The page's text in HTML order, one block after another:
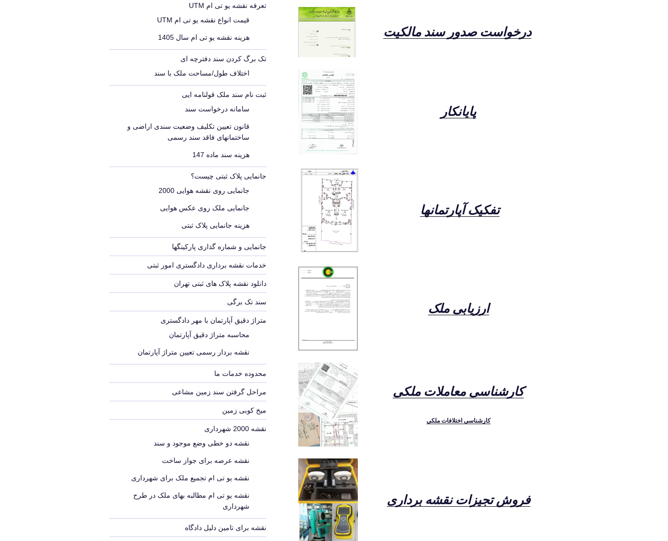
درخواست صدور سند مالکیت
پایانکار
تفکیک آپارتمانها
ارزیابی ملک
کارشناسی معاملات ملکی
کارشناسی اختلافات ملکی
فروش تجیزات نقشه برداری
تعرفه نقشه یو تی ام UTM
قیمت انواع نقشه یو تی ام UTM
هزینه نقشه یو تی ام سال 1405
تک برگ کردن سند دفترچه ای
اختلاف طول/مساحت ملک با سند
ثبت نام سند ملک قولنامه ایی
سامانه درخواست سند
قانون تعیین تکلیف وضعیت سندی اراضی و
ساختمانهای فاقد سند رسمی
هزینه سند ماده 147
جانمایی پلاک ثبتی چیست؟
جانمایی روی نقشه هوایی 2000
جانمایی ملک روی عکس هوایی
هزینه جانمایی پلاک ثبتی
جانمایی و شماره گذاری پارکینگها
خدمات نقشه برداری دادگستری امور ثبتی
دانلود نقشه پلاک های ثبتی تهران
سند تک برگی
متراژ دقیق آپارتمان با مهر دادگستری
محاسبه متراژ دقیق آپارتمان
نقشه بردار رسمی تعیین متراژ آپارتمان
محدوده خدمات ما
مراحل گرفتن سند زمین مشاعی
میخ کوبی زمین
نقشه 2000 شهرداری
نقشه دو خطی وضع موجود و سند
نقشه عرصه برای جواز ساخت
نقشه یو تی ام تجمیع ملک برای شهرداری
نقشه یو تی ام مطالبه بهای ملک در طرح
شهرداری
نقشه برای تامین دلیل دادگاه